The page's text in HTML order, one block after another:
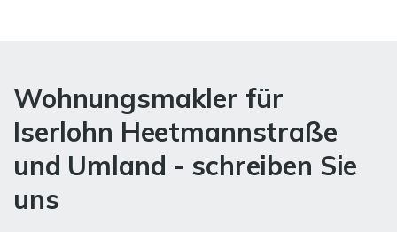
Wohnungsmakler für
Iserlohn Heetmannstraße
und Umland - schreiben Sie
uns